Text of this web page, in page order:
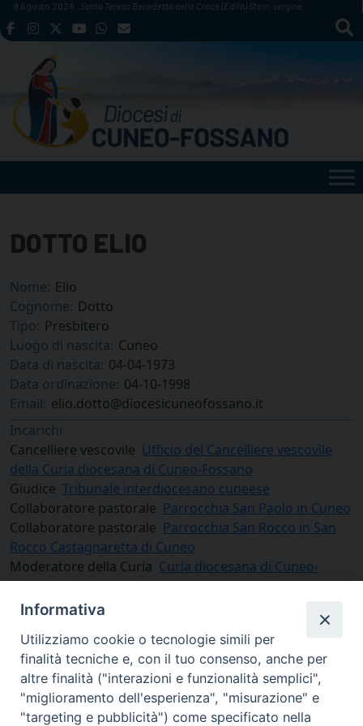
Skip
to
9 Agosto 2026 Santa Teresa Benedetta della Croce (Edith) Stein, vergine
DOTTO ELIO
Nome: Elio
Cognome: Dotto
Tipo: Presbitero
Luogo di nascita: Cuneo
Data di nascita: 04-04-1973
Data ordinazione: 04-10-1998
Email: elio.dotto@diocesicuneofossano.it
Incarichi
Cancelliere vescovile Ufficio del Cancelliere vescovile
della Curia diocesana di Cuneo-Fossano
Giudice Tribunale interdiocesano cuneese
Collaboratore pastorale Parrocchia San Paolo in Cuneo
Collaboratore pastorale Parrocchia San Rocco in San
Rocco Castagnaretta di Cuneo
Moderatore della Curia Curia diocesana di Cuneo-
Fossano
Informativa
Utilizziamo cookie o tecnologie simili per
finalità tecniche e, con il tuo consenso, anche per
altre finalità ("interazioni e funzionalità semplici",
"miglioramento dell'esperienza", "misurazione" e
"targeting e pubblicità") come specificato nella